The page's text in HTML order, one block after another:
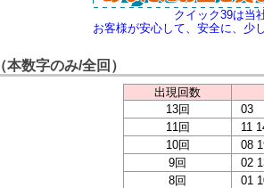
クイック39は当
お客様が安心して、安全に、少
数字のみ/全回）
出現回数
13回
03
11回
11
10回
08
9回
02
8回
01